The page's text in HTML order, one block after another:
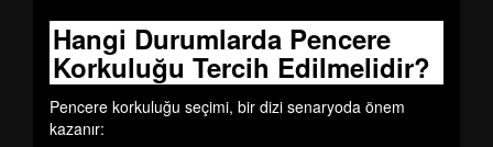
Hangi Durumlarda Pencere
Korkuluğu Tercih Edilmelidir?
Pencere korkuluğu seçimi, bir dizi senaryoda önem
kazanır: